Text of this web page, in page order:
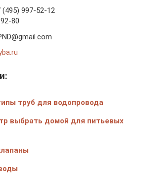
997-52-12
80
труб для водопровода
выбрать домой для питьевых